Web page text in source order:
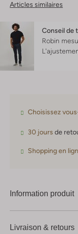
Articles similaires
Conseil de
Robin
Choisissez
30 jours de
Shopping en
Information produit
Livraison & retours